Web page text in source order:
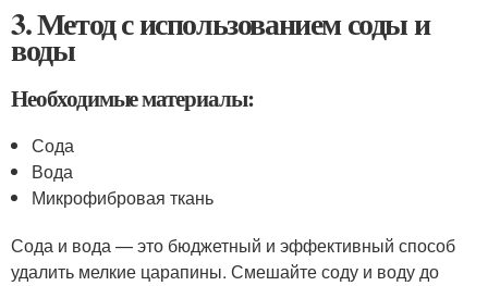
3. Метод с использованием соды и
воды
Необходимые материалы:
Сода
Вода
Микрофибровая ткань
Сода и вода — это бюджетный и эффективный способ
удалить мелкие царапины. Смешайте соду и воду до